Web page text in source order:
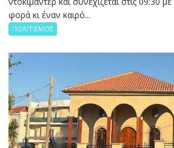
φορά κι έναν καιρό...
ΠΟΛΙΤΙΣΜΟΣ